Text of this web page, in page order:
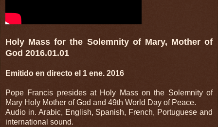
Holy Mass for the Solemnity of Mary, Mother of
God 2016.01.01
Emitido en directo el 1 ene. 2016
Pope Francis presides at Holy Mass on the Solemnity of
Mary Holy Mother of God and 49th World Day of Peace.
Audio in. Arabic, English, Spanish, French, Portuguese and
international sound.